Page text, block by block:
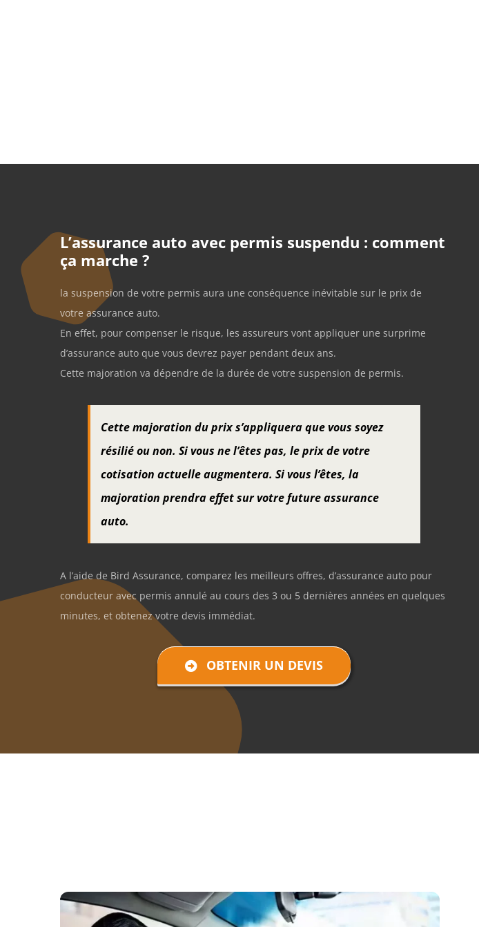
L’assurance auto avec permis suspendu : comment
ça marche ?
la suspension de votre permis aura une conséquence inévitable sur le prix de
votre assurance auto.
En effet, pour compenser le risque, les assureurs vont appliquer une surprime
d’assurance auto que vous devrez payer pendant deux ans.
Cette majoration va dépendre de la durée de votre suspension de permis.
Cette majoration du prix s’appliquera que vous soyez
résilié ou non. Si vous ne l’êtes pas, le prix de votre
cotisation actuelle augmentera. Si vous l’êtes, la
majoration prendra effet sur votre future assurance
auto.
A l’aide de Bird Assurance, comparez les meilleurs offres, d’assurance auto pour
conducteur avec permis annulé au cours des 3 ou 5 dernières années en quelques
minutes, et obtenez votre devis immédiat.
OBTENIR UN DEVIS